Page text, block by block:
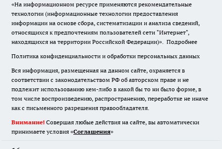
«На информационном ресурсе применяются рекомендательные
технологии (информационные технологии предоставления
информации на основе сбора, систематизации и анализа сведений,
относящихся к предпочтениям пользователей сети "Интернет",
находящихся на территории Российской Федерации)». Подробнее
Политика конфиденциальности и обработки персональных данных
Вся информация, размещенная на данном сайте, охраняется в
соответствии с законодательством РФ об авторском праве и не
подлежит использованию кем-либо в какой бы то ни было форме, в
том числе воспроизведению, распространению, переработке не иначе
как с письменного разрешения правообладателя.
Внимание! Совершая любые действия на сайте, вы автоматически
принимаете условия «Cоглашения»